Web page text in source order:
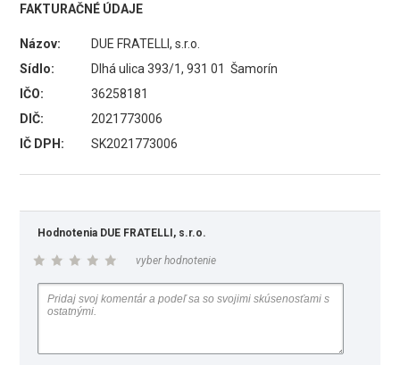
FAKTURAČNÉ ÚDAJE
Názov:
DUE FRATELLI, s.r.o.
Sídlo:
Dlhá ulica 393/1, 931 01 Šamorín
IČO:
36258181
DIČ:
2021773006
IČ DPH:
SK2021773006
Hodnotenia DUE FRATELLI, s.r.o.
vyber hodnotenie